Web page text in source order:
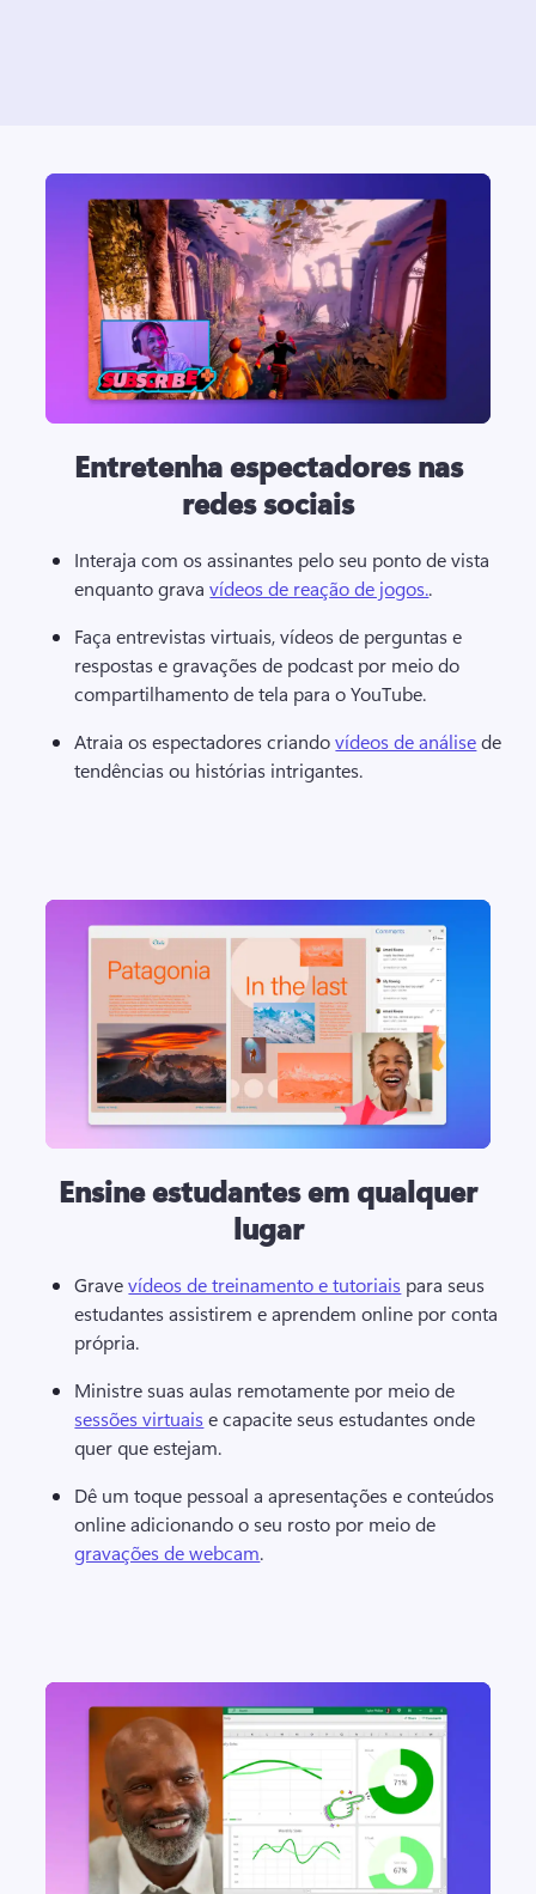
Entretenha espectadores nas
redes sociais
Interaja com os assinantes pelo seu ponto de vista
enquanto grava vídeos de reação de jogos..
Faça entrevistas virtuais, vídeos de perguntas e
respostas e gravações de podcast por meio do
compartilhamento de tela para o YouTube.
Atraia os espectadores criando vídeos de análise de
tendências ou histórias intrigantes.
Ensine estudantes em qualquer
lugar
Grave vídeos de treinamento e tutoriais para seus
estudantes assistirem e aprendem online por conta
própria.
Ministre suas aulas remotamente por meio de
sessões virtuais e capacite seus estudantes onde
quer que estejam.
Dê um toque pessoal a apresentações e conteúdos
online adicionando o seu rosto por meio de
gravações de webcam.